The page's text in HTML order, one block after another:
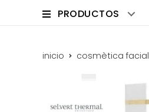
PRODUCTOS
inicio cosmètica facial